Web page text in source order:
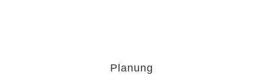
Planung